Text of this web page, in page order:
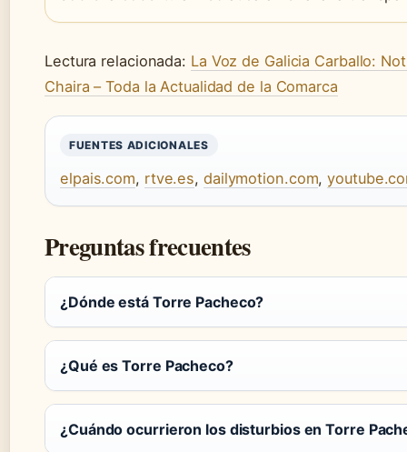
Lectura relacionada: La Voz de Galicia Carballo:
Chaira – Toda la Actualidad de la Comarca
FUENTES ADICIONALES
elpais.com, rtve.es, dailymotion.com,
Preguntas frecuentes
¿Dónde está Torre Pacheco?
¿Qué es Torre Pacheco?
¿Cuándo ocurrieron los disturbios en Torre